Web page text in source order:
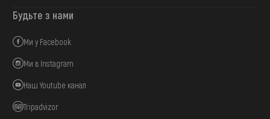
Будьте з нами
Ми у Facebook
Ми в Instagram
Наш Youtube канал
Tripadvizor